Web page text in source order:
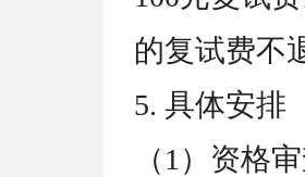
的复试费不
5. 具体安排
（1）资格